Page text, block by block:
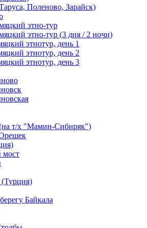
Поленово, Зарайск)
этно-тур
этно-тур (3 дня / 2 ночи)
этнотур, день 1
этнотур, день 2
этнотур, день 3
т/х "Мамин-Сибиряк")
Байкала